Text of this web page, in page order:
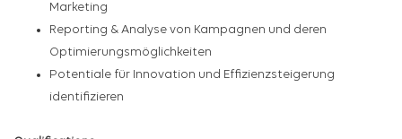
Marketing
Reporting & Analyse von Kampagnen und deren
Optimierungsmöglichkeiten
Potentiale für Innovation und Effizienzsteigerung
identifizieren